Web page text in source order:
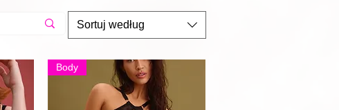
Sortuj według
Body